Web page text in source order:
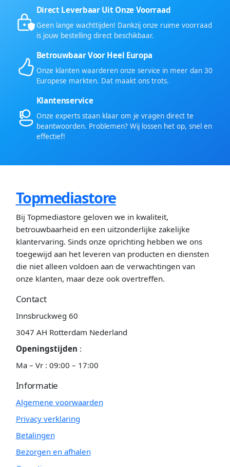
Direct Leverbaar Uit Onze Voorraad
Geen lange wachttijden! Dankzij onze ruime voorraad
is jouw bestelling direct beschikbaar.
Betrouwbaar Voor Heel Europa
Onze klanten waarderen onze service in meer dan 30
Europese markten. Dat maakt ons trots.
Klantenservice
Onze experts staan klaar om je vragen direct te
beantwoorden. Problemen? Wij lossen het op, snel en
effectief!
Topmediastore
Bij Topmediastore geloven we in kwaliteit,
betrouwbaarheid en een uitzonderlijke zakelijke
klantervaring. Sinds onze oprichting hebben we ons
toegewijd aan het leveren van producten en diensten
die niet alleen voldoen aan de verwachtingen van
onze klanten, maar deze ook overtreffen.
Contact
Innsbruckweg 60
3047 AH Rotterdam Nederland
Openingstijden :
Ma – Vr : 09:00 – 17:00
Informatie
Algemene voorwaarden
Privacy verklaring
Betalingen
Bezorgen en afhalen